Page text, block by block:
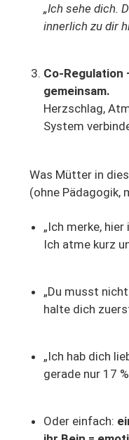
„Ich sehe dich.
innerlich zu dir
Co-Regulation
gemeinsam.
Herzschlag,
System
Was Mütter in
(ohne Pädagogik,
„Ich merke,
Ich atme kurz
„Du musst
halte dich
„Ich hab dich
gerade nur 17
Oder einfach: